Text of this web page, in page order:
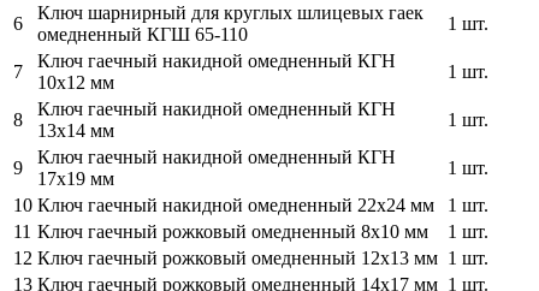
6
Ключ шарнирный для круглых шлицевых гаек
омедненный КГШ 65-110
1 шт.
7
Ключ гаечный накидной омедненный КГН
10х12 мм
1 шт.
8
Ключ гаечный накидной омедненный КГН
13х14 мм
1 шт.
9
Ключ гаечный накидной омедненный КГН
17х19 мм
1 шт.
10 Ключ гаечный накидной омедненный 22х24 мм
1 шт.
11 Ключ гаечный рожковый омедненный 8х10 мм
1 шт.
12 Ключ гаечный рожковый омедненный 12х13 мм 1 шт.
13 Ключ гаечный рожковый омедненный 14х17 мм 1 шт.